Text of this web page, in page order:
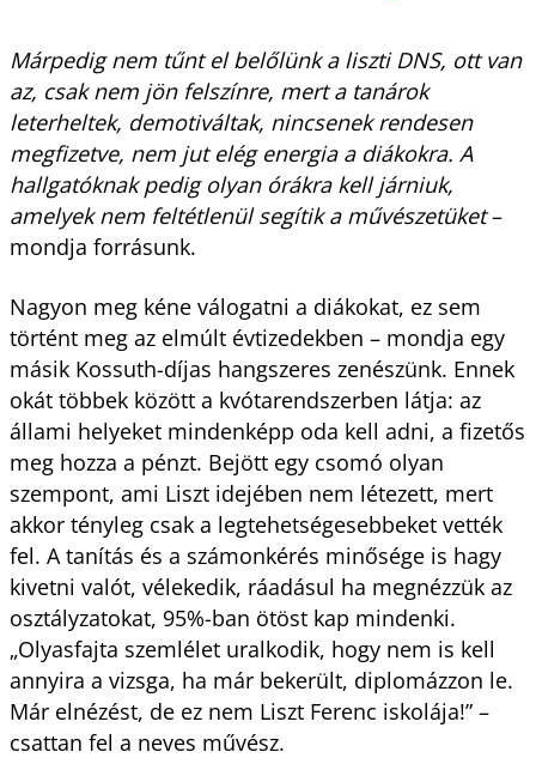
Márpedig nem tűnt el belőlünk a liszti DNS, ott van
az, csak nem jön felszínre, mert a tanárok
leterheltek, demotiváltak, nincsenek rendesen
megfizetve, nem jut elég energia a diákokra. A
hallgatóknak pedig olyan órákra kell járniuk,
amelyek nem feltétlenül segítik a művészetüket–
mondja forrásunk.
Nagyon meg kéne válogatni a diákokat, ez sem
történt meg az elmúlt évtizedekben – mondja egy
másik Kossuth-díjas hangszeres zenészünk. Ennek
okát többek között a kvótarendszerben látja: az
állami helyeket mindenképp oda kell adni, a fizetős
meg hozza a pénzt. Bejött egy csomó olyan
szempont, ami Liszt idejében nem létezett, mert
akkor tényleg csak a legtehetségesebbeket vették
fel. A tanítás és a számonkérés minősége is hagy
kivetni valót, vélekedik, ráadásul ha megnézzük az
osztályzatokat, 95%-ban ötöst kap mindenki.
„Olyasfajta szemlélet uralkodik, hogy nem is kell
annyira a vizsga, ha már bekerült, diplomázzon le.
Már elnézést, de ez nem Liszt Ferenc iskolája!” –
csattan fel a neves művész.